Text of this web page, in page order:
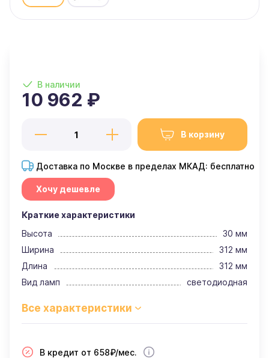
В наличии
10 962 ₽
В корзину
Доставка по Москве в пределах МКАД: бесплатно
Хочу дешевле
Краткие характеристики
Высота
30 мм
Ширина
312 мм
Длина
312 мм
Вид ламп
светодиодная
В кредит от 658₽/мес.